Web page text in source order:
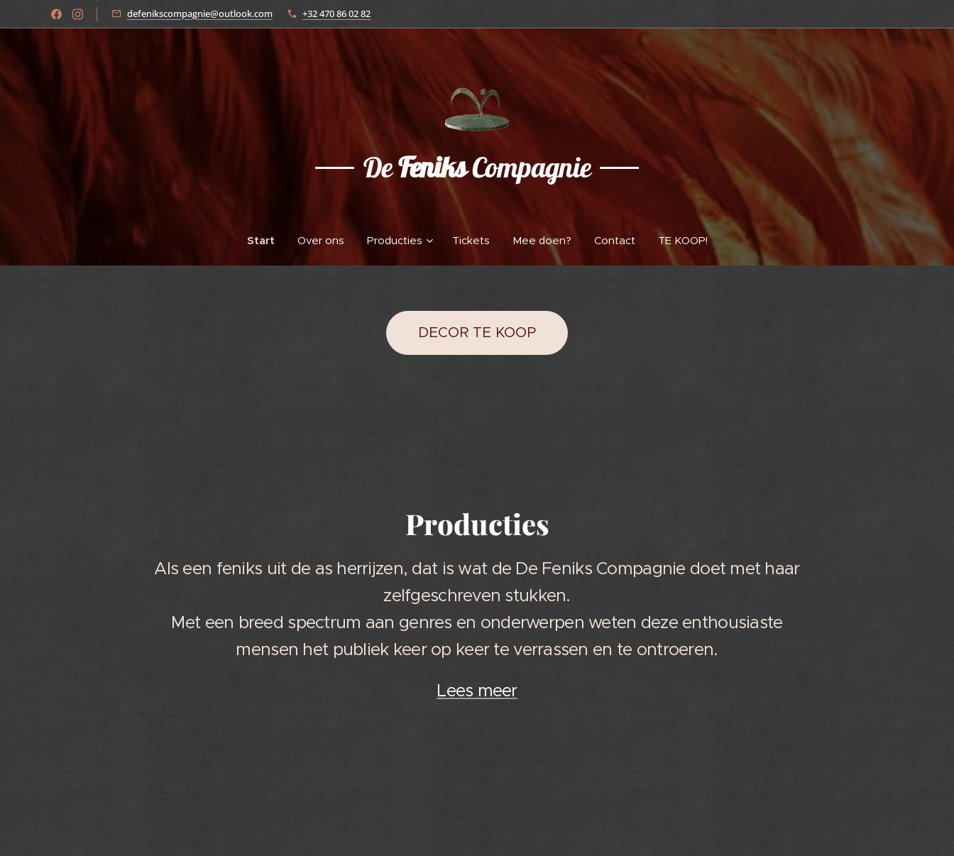
defenikscompagnie@outlook.com +32 470 86 02 82
DeFeniksCompagnie
Start Over ons Producties Tickets Mee doen? Contact TE KOOP!
DECOR TE KOOP
Producties
Als een feniks uit de as herrijzen, dat is wat de De Feniks Compagnie doet met haar
zelfgeschreven stukken.
Met een breed spectrum aan genres en onderwerpen weten deze enthousiaste
mensen het publiek keer op keer te verrassen en te ontroeren.
Lees meer